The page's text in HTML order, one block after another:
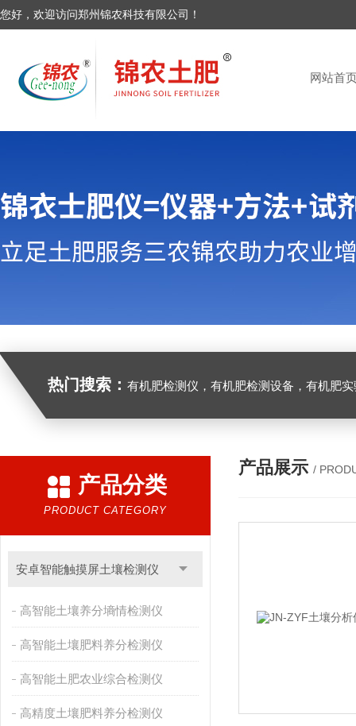
您好，欢迎访问郑州锦农科技有限公司！
网站首
热门搜索： 有机肥检测仪，有机肥检测设备，有机肥实验室设备，生物有
产品分类
PRODUCT CATEGORY
安卓智能触摸屏土壤检测仪
高智能土壤养分墒情检测仪
高智能土壤肥料养分检测仪
高智能土肥农业综合检测仪
高精度土壤肥料养分检测仪
产品展示 /